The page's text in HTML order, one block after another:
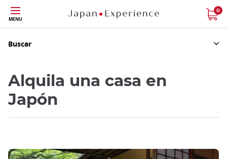
Tamaño
MENU
0
Buscar
Alquila una casa en
Japón